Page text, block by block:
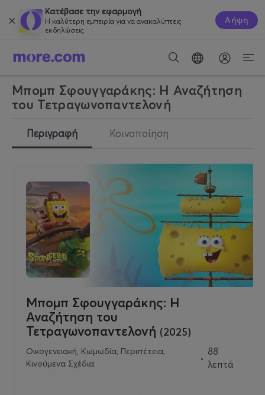
Κατέβασε την εφαρμογή
Η καλύτερη εμπειρία για να ανακαλύπτεις
εκδηλώσεις.
Λήψη
Μπομπ Σφουγγαράκης: Η Αναζήτηση
του Τετραγωνοπαντελονή
Περιγραφή Κοινοποίηση
Μπομπ Σφουγγαράκης: Η
Αναζήτηση του
Τετραγωνοπαντελονή (2025)
Οικογενειακή, Κωμωδία, Περιπέτεια,
Κινούμενα Σχέδια
88
λεπτά